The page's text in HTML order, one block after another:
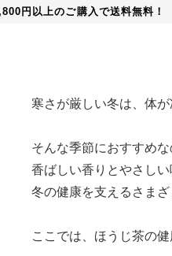
円以上のご購入で送料無料！
寒さが厳しい冬は、体
そんな季節におすすめ
香ばしい香りとやさし
冬の健康を支えるさまざ
ここでは、ほうじ茶の